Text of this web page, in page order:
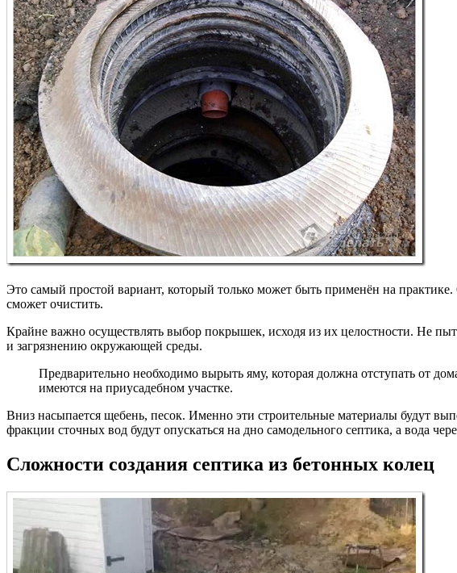
Это самый простой вариант, который только может быть применён на
сможет очистить.
Крайне важно осуществлять выбор покрышек, исходя из их целостности. Не
и загрязнению окружающей среды.
Предварительно необходимо вырыть яму, которая должна отступать от
имеются на приусадебном участке.
Вниз насыпается щебень, песок. Именно эти строительные материалы будут
фракции сточных вод будут опускаться на дно самодельного септика, а вода
Сложности создания септика из бетонных колец